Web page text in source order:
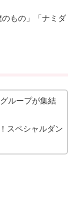
もの」「ナミダ
ループが集結
スペシャルダン